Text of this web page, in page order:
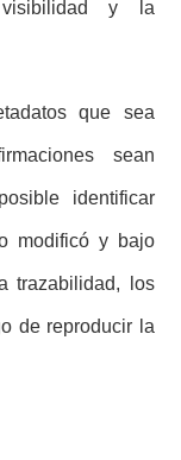
visibilidad y la
que sea
sean
identificar
modificó y bajo
trazabilidad, los
de reproducir la